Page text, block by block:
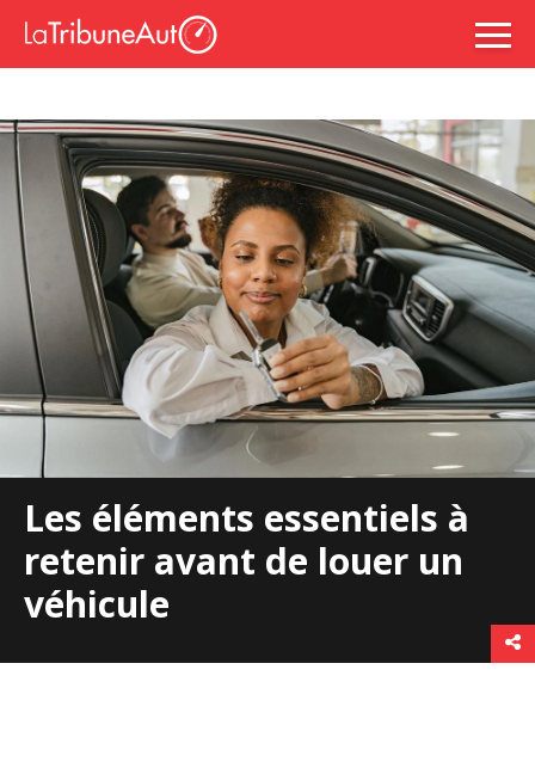
Les éléments essentiels à
retenir avant de louer un
véhicule